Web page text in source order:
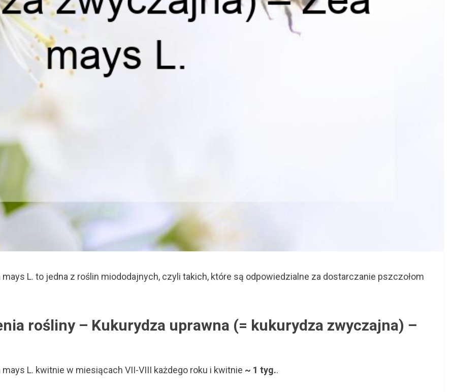
L. to jedna z roślin miododajnych, czyli takich, które są odpowiedzialne za dostarczanie pszczołom
rośliny – Kukurydza uprawna (= kukurydza zwyczajna) –
L. kwitnie w miesiącach VII-VIII każdego roku i kwitnie ~ 1 tyg..